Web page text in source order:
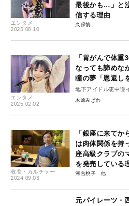
エンタメ
2025.08.10
最後かも…」と
信する理由
久保慎
エンタメ
2025.02.02
「胃がんで体重
なっても諦めな
瞳の夢「恩返し
地下アイドル恵中瞳
木原みぎわ
教養・カルチャー
2024.09.03
「銀座に来てか
は肉体関係を持
座高級クラブの
を発売している
河合桃子
元パイレーツ・